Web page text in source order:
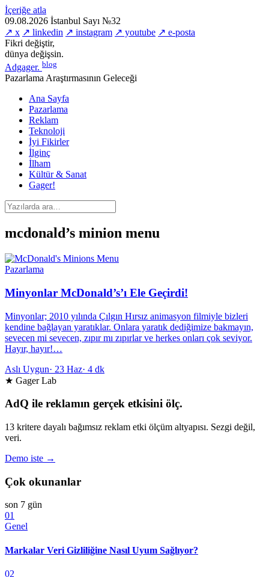
İçeriğe atla
09.08.2026 İstanbul Sayı №32
↗ x ↗ linkedin ↗ instagram ↗ youtube ↗ e-posta
Fikri değiştir,
dünya değişsin.
Adgager. blog
Pazarlama Araştırmasının Geleceği
Ana Sayfa
Pazarlama
Reklam
Teknoloji
İyi Fikirler
İlginç
İlham
Kültür & Sanat
Gager!
mcdonald’s minion menu
Pazarlama
Minyonlar McDonald’s’ı Ele Geçirdi!
Minyonlar; 2010 yılında Çılgın Hırsız animasyon filmiyle bizleri
kendine bağlayan yaratıklar. Onlara yaratık dediğimize bakmayın,
sevecen mi sevecen, zıpır mı zıpırlar ve herkes onları çok seviyor.
Hayır, hayır!…
Aslı Uygun· 23 Haz· 4 dk
★ Gager Lab
AdQ ile reklamın gerçek etkisini ölç.
13 kritere dayalı bağımsız reklam etki ölçüm altyapısı. Sezgi değil,
veri.
Demo iste →
Çok okunanlar
son 7 gün
01
Genel
Markalar Veri Gizliliğine Nasıl Uyum Sağlıyor?
02